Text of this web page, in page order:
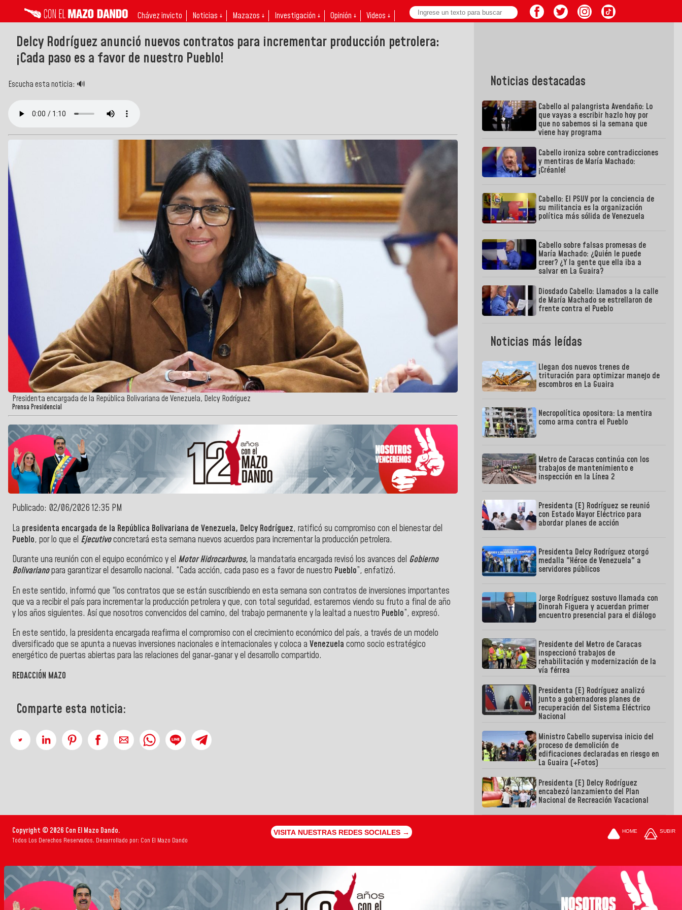
Chávez invicto Noticias ↓ Mazazos ↓ Investigación ↓ Opinión ↓ Videos ↓
Delcy Rodríguez anunció nuevos contratos para incrementar producción petrolera:
¡Cada paso es a favor de nuestro Pueblo!
Escucha esta noticia: 🔊
Presidenta encargada de la República Bolivariana de Venezuela, Delcy Rodríguez
Prensa Presidencial
Publicado: 02/06/2026 12:35 PM
La presidenta encargada de la República Bolivariana de Venezuela, Delcy Rodríguez, ratificó su compromiso con el bienestar del
Pueblo, por lo que el Ejecutivoconcretará esta semana nuevos acuerdos para incrementar la producción petrolera.
Durante una reunión con el equipo económico y el Motor Hidrocarburos, la mandataria encargada revisó los avances del Gobierno
Bolivarianopara garantizar el desarrollo nacional. “Cada acción, cada paso es a favor de nuestro Pueblo”, enfatizó.
En este sentido, informó que “los contratos que se están suscribiendo en esta semana son contratos de inversiones importantes
que va a recibir el país para incrementar la producción petrolera y que, con total seguridad, estaremos viendo su fruto a final de año
y los años siguientes. Así que nosotros convencidos del camino, del trabajo permanente y la lealtad a nuestro Pueblo”, expresó.
En este sentido, la presidenta encargada reafirma el compromiso con el crecimiento económico del país, a través de un modelo
diversificado que se apunta a nuevas inversiones nacionales e internacionales y coloca a Venezuela como socio estratégico
energético de puertas abiertas para las relaciones del ganar-ganar y el desarrollo compartido.
REDACCIÓN MAZO
Comparte esta noticia:
Noticias destacadas
Cabello al palangrista Avendaño: Lo
que vayas a escribir hazlo hoy por
que no sabemos si la semana que
viene hay programa
Cabello ironiza sobre contradicciones
y mentiras de María Machado:
¡Créanle!
Cabello: El PSUV por la conciencia de
su militancia es la organización
política más sólida de Venezuela
Cabello sobre falsas promesas de
María Machado: ¿Quién le puede
creer? ¿Y la gente que ella iba a
salvar en La Guaira?
Diosdado Cabello: Llamados a la calle
de María Machado se estrellaron de
frente contra el Pueblo
Noticias más leídas
Llegan dos nuevos trenes de
trituración para optimizar manejo de
escombros en La Guaira
Necropolítica opositora: La mentira
como arma contra el Pueblo
Metro de Caracas continúa con los
trabajos de mantenimiento e
inspección en la Línea 2
Presidenta (E) Rodríguez se reunió
con Estado Mayor Eléctrico para
abordar planes de acción
Presidenta Delcy Rodríguez otorgó
medalla "Héroe de Venezuela" a
servidores públicos
Jorge Rodríguez sostuvo llamada con
Dinorah Figuera y acuerdan primer
encuentro presencial para el diálogo
Presidente del Metro de Caracas
inspeccionó trabajos de
rehabilitación y modernización de la
vía férrea
Presidenta (E) Rodríguez analizó
junto a gobernadores planes de
recuperación del Sistema Eléctrico
Nacional
Ministro Cabello supervisa inicio del
proceso de demolición de
edificaciones declaradas en riesgo en
La Guaira (+Fotos)
Presidenta (E) Delcy Rodríguez
encabezó lanzamiento del Plan
Nacional de Recreación Vacacional
Copyright © 2026 Con El Mazo Dando.
Todos Los Derechos Reservados. Desarrollado por: Con El Mazo Dando
VISITA NUESTRAS REDES SOCIALES → HOME SUBIR